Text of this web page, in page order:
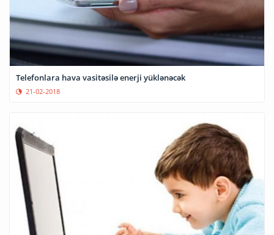
Telefonlara hava vasitəsilə enerji yüklənəcək
21-02-2018